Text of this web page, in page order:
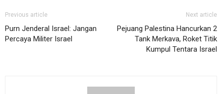
Previous article
Purn Jenderal Israel: Jangan
Percaya Militer Israel
Next article
Pejuang Palestina Hancurkan 2
Tank Merkava, Roket Titik
Kumpul Tentara Israel